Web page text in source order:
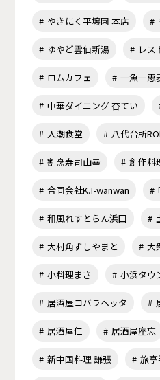
やきにく平壌園 本店
ゆやど雲仙新湯 レス
ロムカフェ 一魚一恵
中華ダイニング 杏てい
入潮食堂 八代台所
割烹寿司山幸 創作料
合同会社K.T-wanwan
和風れすとらん浜田
大村角ずしやまと 大
小料理まさ 小浜タウ
居酒屋コバラヘッタ
居酒屋仁 居酒屋座忘
新中国料理 謙張 旅